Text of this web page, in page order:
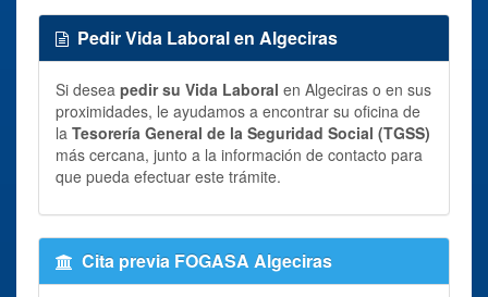
Pedir Vida Laboral en Algeciras
Si desea pedir su Vida Laboral en Algeciras o en sus
proximidades, le ayudamos a encontrar su oficina de
la Tesorería General de la Seguridad Social (TGSS)
más cercana, junto a la información de contacto para
que pueda efectuar este trámite.
Cita previa FOGASA Algeciras